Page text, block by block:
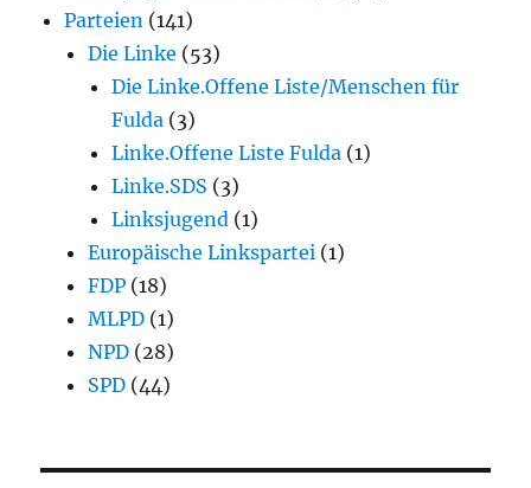
Parteien (141)
Die Linke (53)
Die Linke.Offene Liste/Menschen für
Fulda (3)
Linke.Offene Liste Fulda (1)
Linke.SDS (3)
Linksjugend (1)
Europäische Linkspartei (1)
FDP (18)
MLPD (1)
NPD (28)
SPD (44)